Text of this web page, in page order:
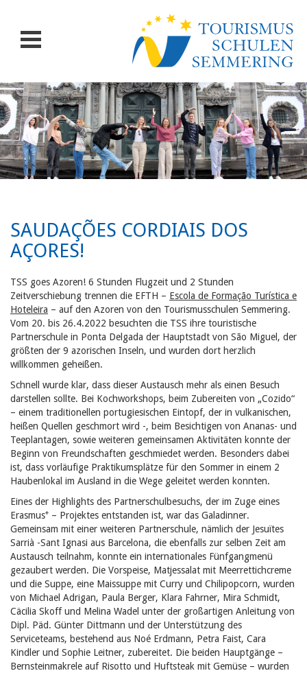
SAUDAÇÕES CORDIAIS DOS
AÇORES!
TSS goes Azoren! 6 Stunden Flugzeit und 2 Stunden
Zeitverschiebung trennen die EFTH – Escola de Formação Turística e
Hoteleira – auf den Azoren von den Tourismusschulen Semmering.
Vom 20. bis 26.4.2022 besuchten die TSS ihre touristische
Partnerschule in Ponta Delgada der Hauptstadt von São Miguel, der
größten der 9 azorischen Inseln, und wurden dort herzlich
willkommen geheißen.
Schnell wurde klar, dass dieser Austausch mehr als einen Besuch
darstellen sollte. Bei Kochworkshops, beim Zubereiten von „Cozido“
– einem traditionellen portugiesischen Eintopf, der in vulkanischen,
heißen Quellen geschmort wird -, beim Besichtigen von Ananas- und
Teeplantagen, sowie weiteren gemeinsamen Aktivitäten konnte der
Beginn von Freundschaften geschmiedet werden. Besonders dabei
ist, dass vorläufige Praktikumsplätze für den Sommer in einem 2
Haubenlokal im Ausland in die Wege geleitet werden konnten.
Eines der Highlights des Partnerschulbesuchs, der im Zuge eines
Erasmus+ – Projektes entstanden ist, war das Galadinner.
Gemeinsam mit einer weiteren Partnerschule, nämlich der Jesuïtes
Sarrià -Sant Ignasi aus Barcelona, die ebenfalls zur selben Zeit am
Austausch teilnahm, konnte ein internationales Fünfgangmenü
gezaubert werden. Die Vorspeise, Matjessalat mit Meerrettichcreme
und die Suppe, eine Maissuppe mit Curry und Chilipopcorn, wurden
von Michael Adrigan, Paula Berger, Klara Fahrner, Mira Schmidt,
Cäcilia Skoff und Melina Wadel unter der großartigen Anleitung von
Dipl. Päd. Günter Dittmann und der Unterstützung des
Serviceteams, bestehend aus Noé Erdmann, Petra Faist, Cara
Kindler und Sophie Leitner, zubereitet. Die beiden Hauptgänge –
Bernsteinmakrele auf Risotto und Huftsteak mit Gemüse – wurden